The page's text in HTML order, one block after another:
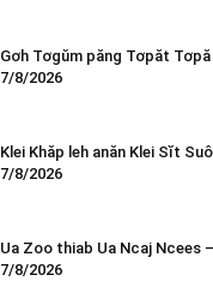
Gơh Tơgŭm păng Tơpăt Tơpă
7/8/2026
Klei Khăp leh anăn Klei Sĭt
7/8/2026
Ua Zoo thiab Ua Ncaj Ncees –
7/8/2026